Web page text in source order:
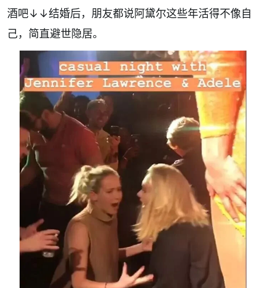
酒吧↓↓结婚后，朋友都说阿黛尔这些年活得不像自
己，简直避世隐居。